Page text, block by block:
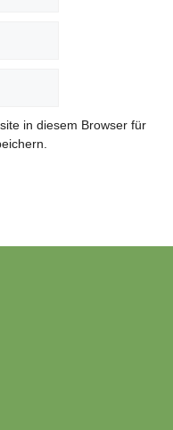
in diesem Browser für